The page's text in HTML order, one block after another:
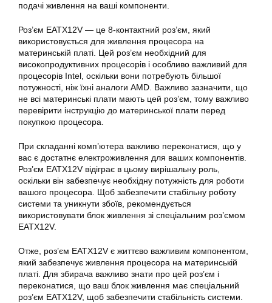
подачі живлення на ваші компоненти.
Роз’єм EATX12V — це 8-контактний роз’єм, який
використовується для живлення процесора на
материнській платі. Цей роз’єм необхідний для
високопродуктивних процесорів і особливо важливий для
процесорів Intel, оскільки вони потребують більшої
потужності, ніж їхні аналоги AMD. Важливо зазначити, що
не всі материнські плати мають цей роз’єм, тому важливо
перевірити інструкцію до материнської плати перед
покупкою процесора.
При складанні комп’ютера важливо переконатися, що у
вас є достатнє електроживлення для ваших компонентів.
Роз’єм EATX12V відіграє в цьому вирішальну роль,
оскільки він забезпечує необхідну потужність для роботи
вашого процесора. Щоб забезпечити стабільну роботу
системи та уникнути збоїв, рекомендується
використовувати блок живлення зі спеціальним роз’ємом
EATX12V.
Отже, роз’єм EATX12V є життєво важливим компонентом,
який забезпечує живлення процесора на материнській
платі. Для збирача важливо знати про цей роз’єм і
переконатися, що ваш блок живлення має спеціальний
роз’єм EATX12V, щоб забезпечити стабільність системи.